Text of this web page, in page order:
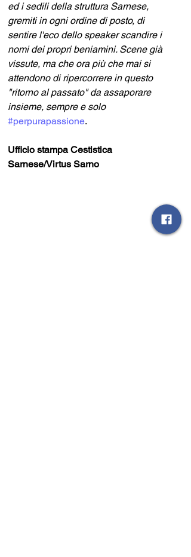
ed i sedili della struttura Sarnese,
gremiti in ogni ordine di posto, di
sentire l'eco dello speaker scandire i
nomi dei propri beniamini. Scene già
vissute, ma che ora più che mai si
attendono di ripercorrere in questo
"ritorno al passato" da assaporare
insieme, sempre e solo
#perpurapassione.
Ufficio stampa Cestistica
Sarnese/Virtus Sarno